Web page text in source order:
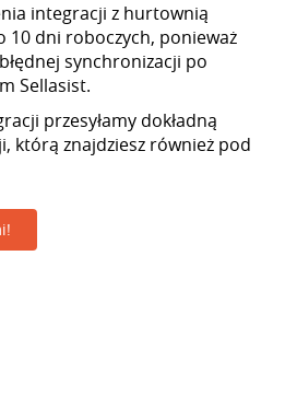
integracji z hurtownią
10 dni roboczych, ponieważ
synchronizacji po
Sellasist.
przesyłamy dokładną
którą znajdziesz również pod